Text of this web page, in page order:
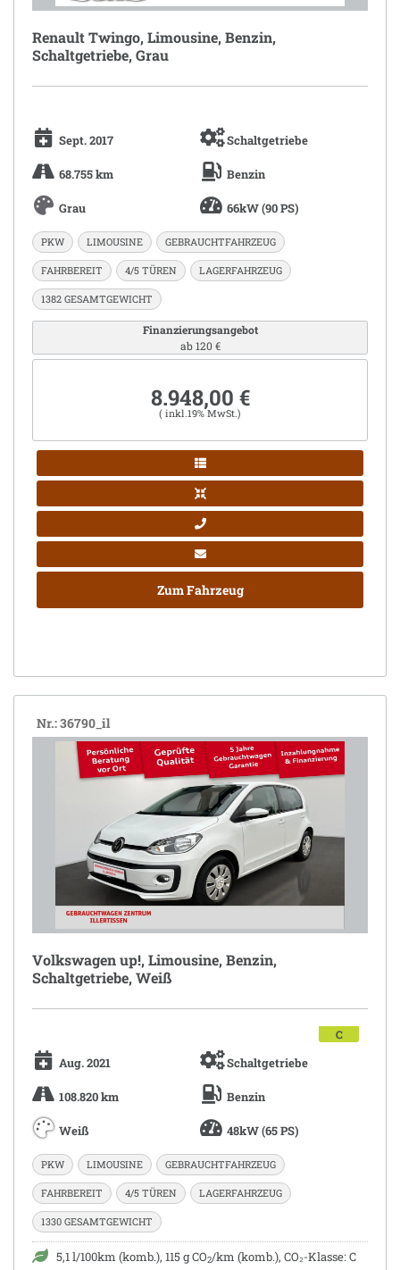
Renault Twingo, Limousine, Benzin,
Schaltgetriebe, Grau
Sept. 2017 Schaltgetriebe
68.755 km Benzin
Grau 66kW (90 PS)
PKW LIMOUSINE GEBRAUCHTFAHRZEUG
FAHRBEREIT 4/5 TÜREN LAGERFAHRZEUG
1382 GESAMTGEWICHT
Finanzierungsangebot
ab 120 €
8.948,00 €
( inkl.19% MwSt.)
Zum Fahrzeug
Nr.: 36790_il
Volkswagen up!, Limousine, Benzin,
Schaltgetriebe, Weiß
Aug. 2021 Schaltgetriebe
108.820 km Benzin
Weiß 48kW (65 PS)
C
PKW LIMOUSINE GEBRAUCHTFAHRZEUG
FAHRBEREIT 4/5 TÜREN LAGERFAHRZEUG
1330 GESAMTGEWICHT
5,1 l/100km (komb.), 115 g CO2/km (komb.), CO₂-Klasse: C